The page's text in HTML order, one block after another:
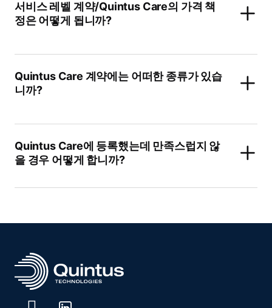
서비스 레벨 계약/Quintus Care의 가격 책
정은 어떻게 됩니까?
Quintus Care 계약에는 어떠한 종류가 있습
니까?
Quintus Care에 등록했는데 만족스럽지 않
을 경우 어떻게 합니까?